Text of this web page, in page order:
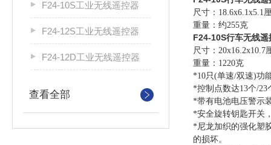
F24-10S工业无线遥控器
F24-12S工业无线遥控器
F24-12D工业无线遥控器
查看全部
尺寸：18.6x6.1x5.1
重量：约255克
F24-10S行车无线遥
尺寸：20x16.2x10.7
重量：1220克
*10只(单速/双速)功
*控制点数达13个/
*带有电池电压警示
*安全旋转钥匙开关
*尼龙加织的强化塑
的损坏。